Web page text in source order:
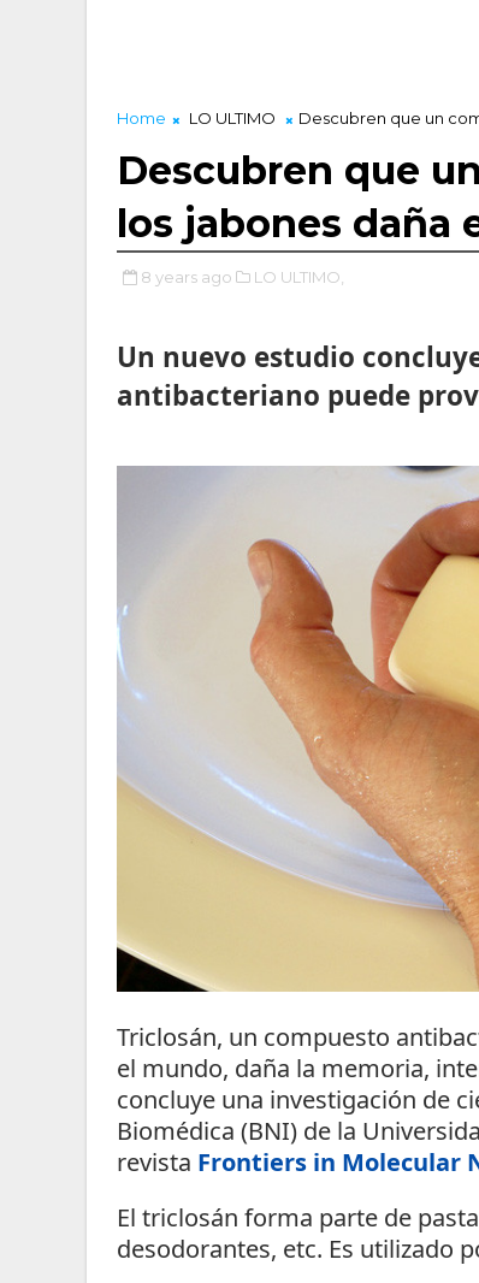
Home LO ULTIMO Descubren que un
Descubren que
los jabones daña
8 years ago LO ULTIMO,
Un nuevo estudio
antibacteriano puede
Triclosán, un compuesto
el mundo, daña la memoria,
concluye una investigación de
Biomédica (BNI) de la
revista Frontiers in Molecular
El triclosán forma parte de
desodorantes, etc. Es utilizado